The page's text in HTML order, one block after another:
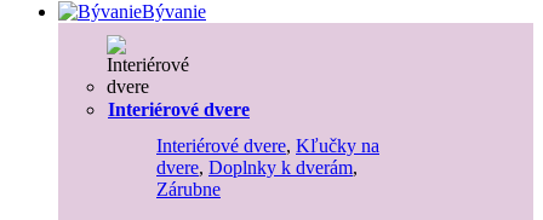
Bývanie
Interiérové dvere
Interiérové dvere, Kľučky na
dvere, Doplnky k dverám,
Zárubne